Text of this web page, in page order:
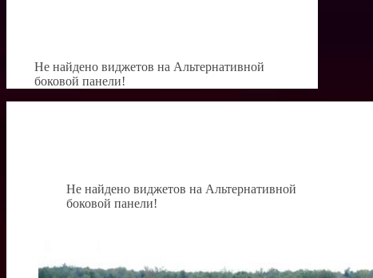
Не найдено виджетов на Альтернативной
боковой панели!
Не найдено виджетов на Альтернативной
боковой панели!